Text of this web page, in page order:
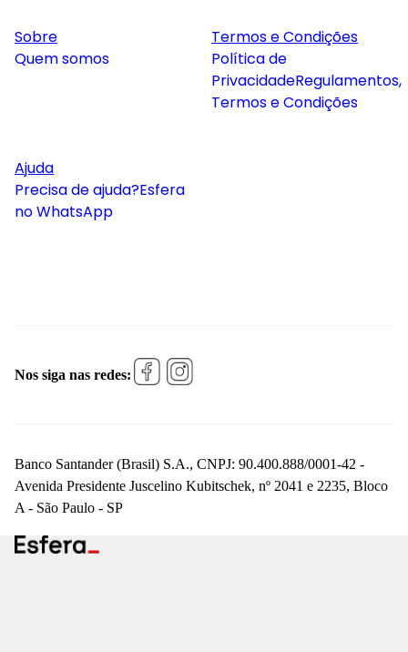
Sobre
Quem somos
Termos e Condições
Política de
PrivacidadeRegulamentos,
Termos e Condições
Ajuda
Precisa de ajuda?Esfera
no WhatsApp
Nos siga nas redes:
Banco Santander (Brasil) S.A., CNPJ: 90.400.888/0001-42 -
Avenida Presidente Juscelino Kubitschek, nº 2041 e 2235, Bloco
A - São Paulo - SP